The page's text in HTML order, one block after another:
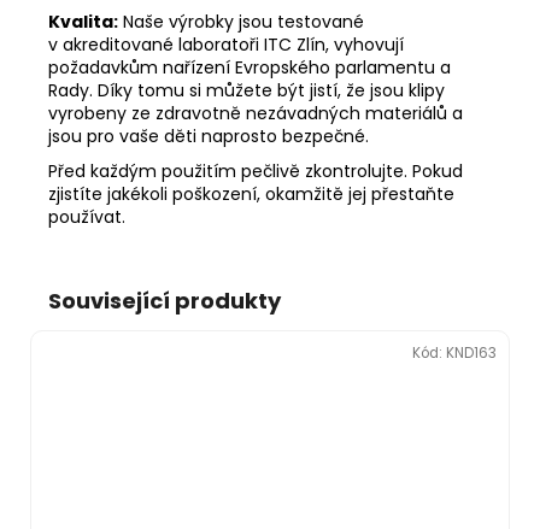
Kvalita: Naše výrobky jsou testované
v akreditované laboratoři ITC Zlín, vyhovují
požadavkům nařízení Evropského parlamentu a
Rady. Díky tomu si můžete být jistí, že jsou klipy
vyrobeny ze zdravotně nezávadných materiálů a
jsou pro vaše děti naprosto bezpečné.
Před každým použitím pečlivě zkontrolujte. Pokud
zjistíte jakékoli poškození, okamžitě jej přestaňte
používat.
Související produkty
Kód: KND163